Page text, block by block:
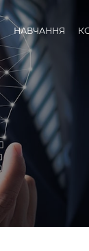
НАВЧАННЯ